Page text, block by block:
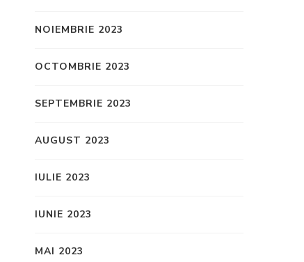
NOIEMBRIE 2023
OCTOMBRIE 2023
SEPTEMBRIE 2023
AUGUST 2023
IULIE 2023
IUNIE 2023
MAI 2023